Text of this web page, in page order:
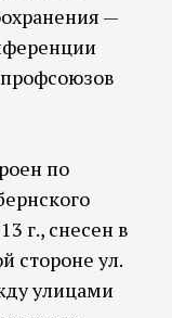
—
по
г., снесен в
стороне ул.
улицами